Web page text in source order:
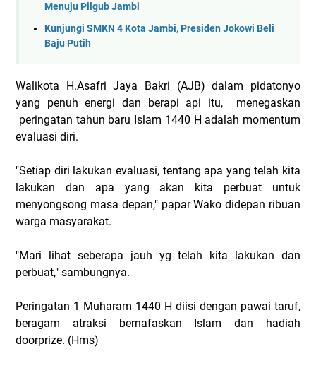
Menuju Pilgub Jambi
Kunjungi SMKN 4 Kota Jambi, Presiden Jokowi Beli
Baju Putih
Walikota H.Asafri Jaya Bakri (AJB) dalam pidatonyo
yang penuh energi dan berapi api itu, menegaskan
peringatan tahun baru Islam 1440 H adalah momentum
evaluasi diri.
"Setiap diri lakukan evaluasi, tentang apa yang telah kita
lakukan dan apa yang akan kita perbuat untuk
menyongsong masa depan," papar Wako didepan ribuan
warga masyarakat.
"Mari lihat seberapa jauh yg telah kita lakukan dan
perbuat," sambungnya.
Peringatan 1 Muharam 1440 H diisi dengan pawai taruf,
beragam atraksi bernafaskan Islam dan hadiah
doorprize. (Hms)